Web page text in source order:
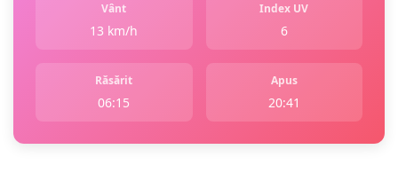
Vânt
13 km/h
Index UV
6
Răsărit
06:15
Apus
20:41